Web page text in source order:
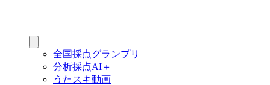
全国採点グランプリ
分析採点AI＋
うたスキ動画